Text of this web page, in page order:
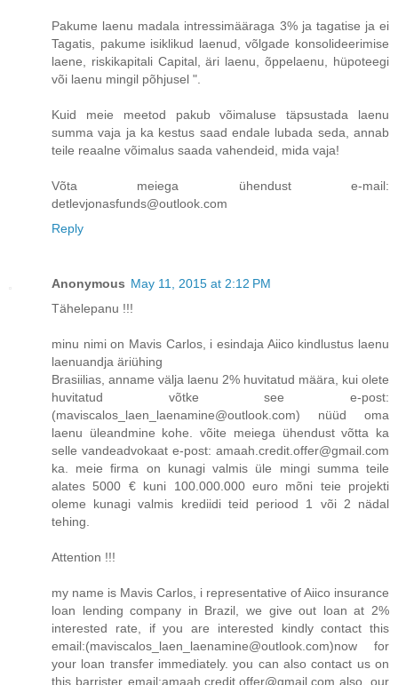
Pakume laenu madala intressimääraga 3% ja tagatise ja ei
Tagatis, pakume isiklikud laenud, võlgade konsolideerimise
laene, riskikapitali Capital, äri laenu, õppelaenu, hüpoteegi
või laenu mingil põhjusel ".
Kuid meie meetod pakub võimaluse täpsustada laenu
summa vaja ja ka kestus saad endale lubada seda, annab
teile reaalne võimalus saada vahendeid, mida vaja!
Võta meiega ühendust e-mail:
detlevjonasfunds@outlook.com
Reply
Anonymous May 11, 2015 at 2:12 PM
Tähelepanu !!!
minu nimi on Mavis Carlos, i esindaja Aiico kindlustus laenu
laenuandja äriühing
Brasiilias, anname välja laenu 2% huvitatud määra, kui olete
huvitatud võtke see e-post:
(maviscalos_laen_laenamine@outlook.com) nüüd oma
laenu üleandmine kohe. võite meiega ühendust võtta ka
selle vandeadvokaat e-post: amaah.credit.offer@gmail.com
ka. meie firma on kunagi valmis üle mingi summa teile
alates 5000 € kuni 100.000.000 euro mõni teie projekti
oleme kunagi valmis krediidi teid periood 1 või 2 nädal
tehing.
Attention !!!
my name is Mavis Carlos, i representative of Aiico insurance
loan lending company in Brazil, we give out loan at 2%
interested rate, if you are interested kindly contact this
email:(maviscalos_laen_laenamine@outlook.com)now for
your loan transfer immediately. you can also contact us on
this barrister email:amaah.credit.offer@gmail.com also. our